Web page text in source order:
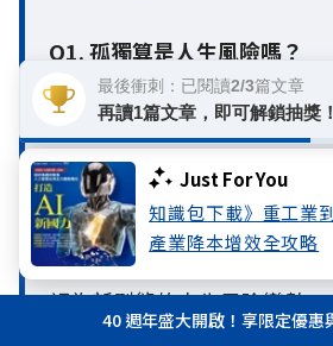
Just For You
知識包下載》重工業
產業降本增效全攻略
Q1. 孤獨算是人生風險嗎？
A1：算是。孤獨本身不一定
事件，但長期孤獨或缺乏社
身體、心理與財務風險。國
發布的《2026人生風險趨勢調
主觀孤獨與客觀孤立會影響個
準備行動與危機發生時可獲得
視為新型態的人生風險變數。
40 週年盛大開啟！享限定優惠
最後衝刺：已閱讀2/3篇文章
再讀1篇文章，即可解鎖抽獎！